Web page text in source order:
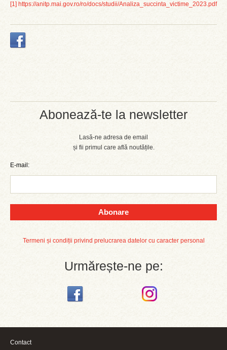
Abonează-te la newsletter
Lasă-ne adresa de email
și fii primul care află noutățile.
E-mail:
Abonare
Termeni și condiții privind prelucrarea datelor cu caracter personal
Urmărește-ne pe:
[1] https://anitp.mai.gov.ro/ro/docs/studii/Analiza_succinta_victime_2023.pdf
Contact